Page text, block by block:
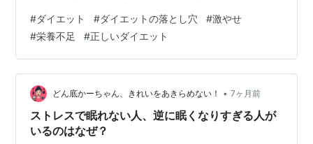
した。 痩せ始めた頃は、正直うれしかった ストレスから
下痢が続き、体重が落ち始めた頃。今思えば決して健康
的な痩せ方ではなかったけれど、当時の私は、素直に喜
んでいました。 ・前より細いズボンが履ける・ファッシ
ョンの幅が広がる・エラが張っていた顔がすっきりし
て、髪型が似合うようになった 自己満…
#ダイエット #ダイエットの落とし穴 #激やせ
#栄養不足 #正しいダイエット
どん底かーちゃん、きれいをあきらめない！ • 7ヶ月前
ストレスで眠れない人、逆に眠くなりすぎる人が
いるのはなぜ？